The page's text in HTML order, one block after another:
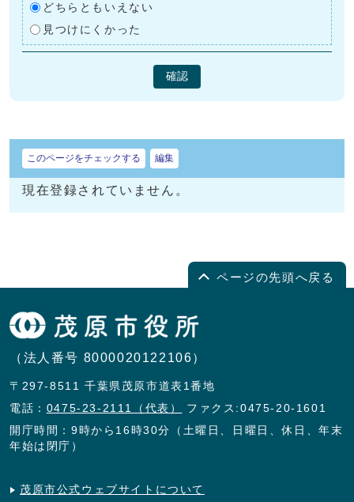
どちらともいえない
見つけにくかった
確認
このページをチェックする 編集
現在登録されていません。
ページの先頭へ戻る
（法人番号 8000020122106）
〒297-8511 千葉県茂原市道表1番地
電話： 0475-23-2111（代表）
ファクス:0475-20-1601
開庁時間：9時から16時30分（土曜日、日曜日、休日、年末
年始は閉庁）
茂原市公式ウェブサイトについて